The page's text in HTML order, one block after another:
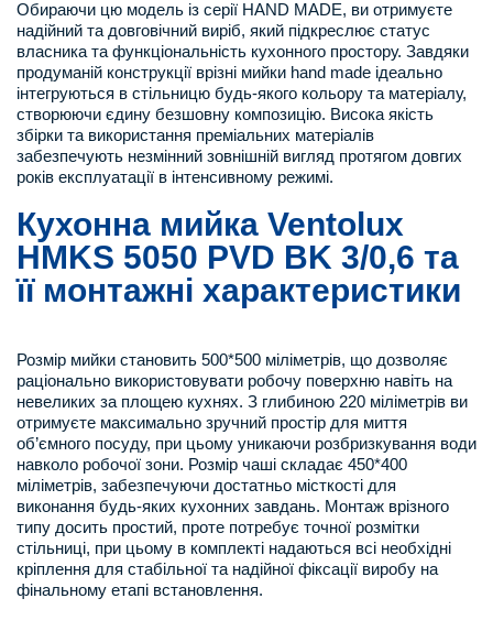
Обираючи цю модель із серії HAND MADE, ви отримуєте
надійний та довговічний виріб, який підкреслює статус
власника та функціональність кухонного простору. Завдяки
продуманій конструкції врізні мийки hand made ідеально
інтегруються в стільницю будь-якого кольору та матеріалу,
створюючи єдину безшовну композицію. Висока якість
збірки та використання преміальних матеріалів
забезпечують незмінний зовнішній вигляд протягом довгих
років експлуатації в інтенсивному режимі.
Кухонна мийка Ventolux
HMKS 5050 PVD BK 3/0,6 та
її монтажні характеристики
Розмір мийки становить 500*500 міліметрів, що дозволяє
раціонально використовувати робочу поверхню навіть на
невеликих за площею кухнях. З глибиною 220 міліметрів ви
отримуєте максимально зручний простір для миття
об’ємного посуду, при цьому уникаючи розбризкування води
навколо робочої зони. Розмір чаші складає 450*400
міліметрів, забезпечуючи достатньо місткості для
виконання будь-яких кухонних завдань. Монтаж врізного
типу досить простий, проте потребує точної розмітки
стільниці, при цьому в комплекті надаються всі необхідні
кріплення для стабільної та надійної фіксації виробу на
фінальному етапі встановлення.